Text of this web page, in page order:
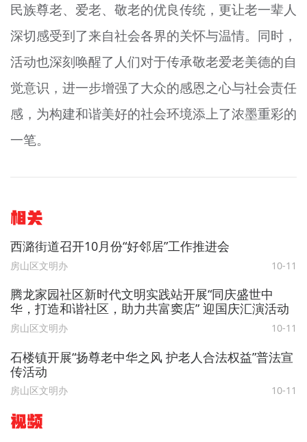
民族尊老、爱老、敬老的优良传统，更让老一辈人
深切感受到了来自社会各界的关怀与温情。同时，
活动也深刻唤醒了人们对于传承敬老爱老美德的自
觉意识，进一步增强了大众的感恩之心与社会责任
感，为构建和谐美好的社会环境添上了浓墨重彩的
一笔。
相关
西潞街道召开10月份“好邻居”工作推进会
房山区文明办 10-11
腾龙家园社区新时代文明实践站开展“同庆盛世中
华，打造和谐社区，助力共富窦店” 迎国庆汇演活动
房山区文明办 10-11
石楼镇开展“扬尊老中华之风 护老人合法权益”普法宣
传活动
房山区文明办 10-11
视频